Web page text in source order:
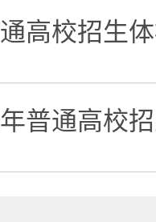
高校招生
普通高校